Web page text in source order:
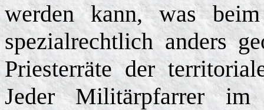
werden kann, was
spezialrechtlich anders
Priesterräte der
Jeder Militärpfarrer